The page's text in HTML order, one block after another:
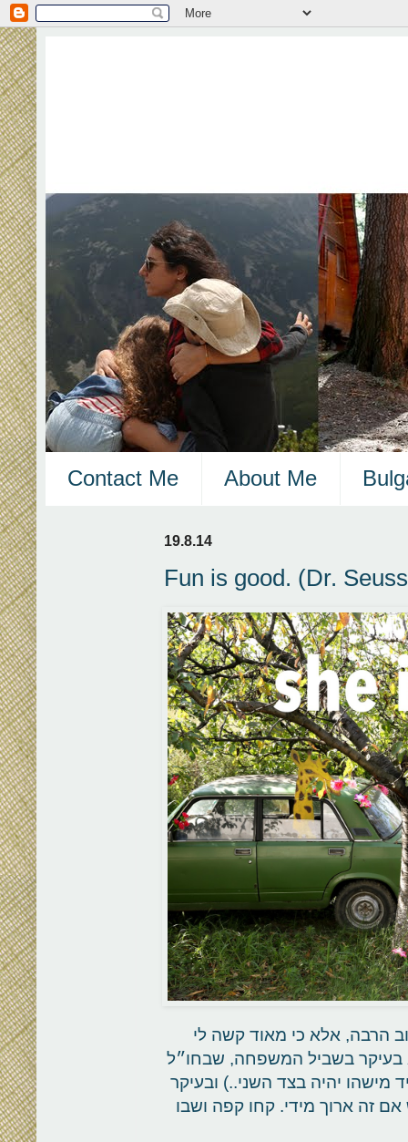
Contact Me About Me
19.8.14
Fun is good. (Dr.
הרבה, אלא כי מאוד קשה לי
בעיקר בשביל המשפחה, שבחו״ל
יהיה בצד השני..) ובעיקר
זה ארוך מידי. קחו קפה ושבו